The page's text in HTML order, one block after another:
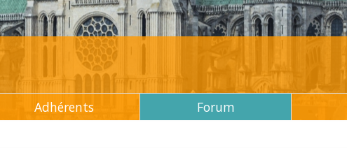
Adhérents Forum